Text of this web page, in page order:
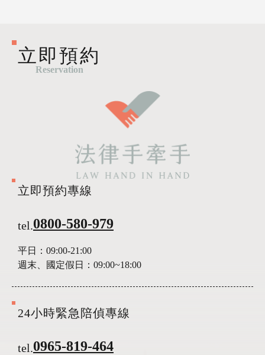
立即預約
Reservation
立即預約專線
tel.0800-580-979
平日： 09:00-21:00
週末、國定假日： 09:00~18:00
24小時緊急陪偵專線
tel.0965-819-464